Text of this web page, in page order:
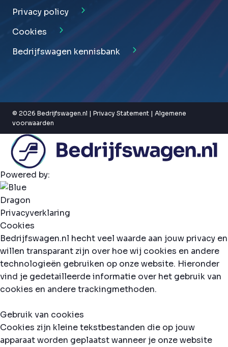
Privacy policy
Cookies
Bedrijfswagen kennisbank
© 2026 Bedrijfswagen.nl | Privacy Statement | Algemene
voorwaarden
Powered by:
Privacyverklaring
Cookies
Bedrijfswagen.nl hecht veel waarde aan jouw privacy en
willen transparant zijn over hoe wij cookies en andere
technologieën gebruiken op onze website. Hieronder
vind je gedetailleerde informatie over het gebruik van
cookies en andere trackingmethoden.
Gebruik van cookies
Cookies zijn kleine tekstbestanden die op jouw
apparaat worden geplaatst wanneer je onze website